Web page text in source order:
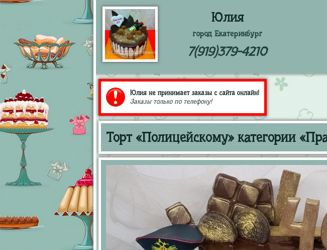
Юлия
город Екатеринбург
7(919)379-4210
Юлия не принимает заказы с сайта онлайн!
Заказы только по телефону!
Торт «Полицейскому» категории